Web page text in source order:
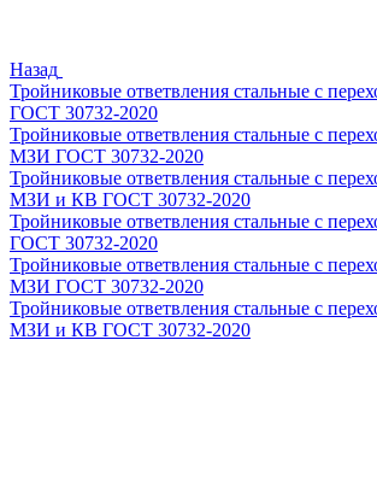
Назад
Тройниковые ответвления стальные с
ГОСТ 30732-2020
Тройниковые ответвления стальные с
МЗИ ГОСТ 30732-2020
Тройниковые ответвления стальные с
МЗИ и КВ ГОСТ 30732-2020
Тройниковые ответвления стальные с
ГОСТ 30732-2020
Тройниковые ответвления стальные с
МЗИ ГОСТ 30732-2020
Тройниковые ответвления стальные с
МЗИ и КВ ГОСТ 30732-2020